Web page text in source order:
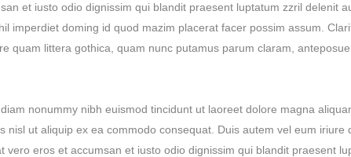
et iusto odio dignissim qui blandit praesent luptatum zzril delenit
imperdiet doming id quod mazim placerat facer possim assum.
quam littera gothica, quam nunc putamus parum claram,
nonummy nibh euismod tincidunt ut laoreet dolore magna
ut aliquip ex ea commodo consequat. Duis autem vel eum iriure
eros et accumsan et iusto odio dignissim qui blandit praesent